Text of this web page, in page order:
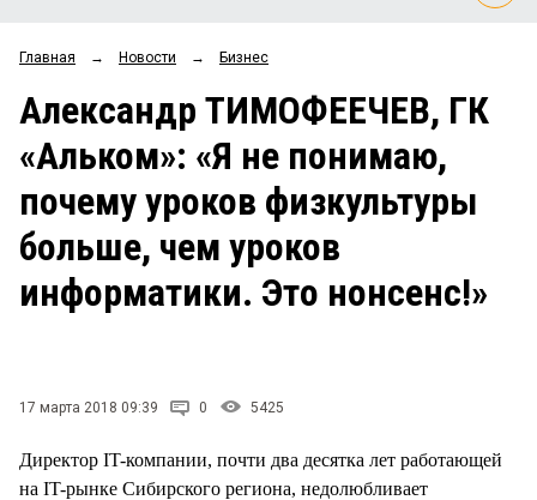
ОБЩЕСТВО
ЗАКОН
СТИЛЬ ЖИЗНИ
Рейтинги
Блоги
Архив
Главная → Новости → Бизнес
Александр ТИМОФЕЕЧЕВ, ГК
«Альком»: «Я не понимаю,
почему уроков физкультуры
больше, чем уроков
информатики. Это нонсенс!»
17 марта 2018 09:39 0 5425
Директор IT-компании, почти два десятка лет работающей
на IT-рынке Сибирского региона, недолюбливает